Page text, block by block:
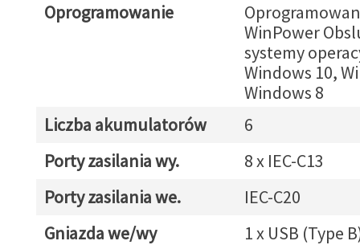
Oprogramowanie
WinPower
systemy
Windows 10,
Windows 8
Liczba akumulatorów
6
Porty zasilania wy.
8 x IEC-C13
Porty zasilania we.
IEC-C20
Gniazda we/wy
1 x USB (Type